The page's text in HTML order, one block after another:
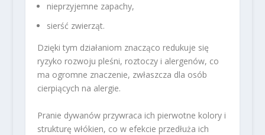
nieprzyjemne zapachy,
sierść zwierząt.
Dzięki tym działaniom znacząco redukuje się
ryzyko rozwoju pleśni, roztoczy i alergenów, co
ma ogromne znaczenie, zwłaszcza dla osób
cierpiących na alergie.
Pranie dywanów przywraca ich pierwotne kolory i
strukturę włókien, co w efekcie przedłuża ich